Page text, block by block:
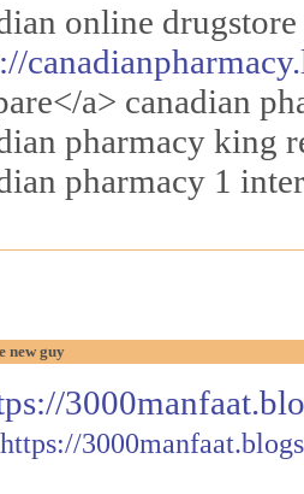
online
a> canadian
pharmacy king
pharmacy 1
new guy